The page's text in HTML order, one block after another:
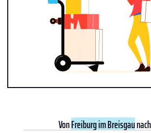
VonFreiburg im Breisgau